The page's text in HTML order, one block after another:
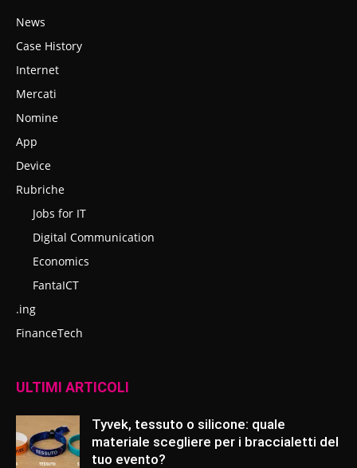
News
Case History
Internet
Mercati
Nomine
App
Device
Rubriche
Jobs for IT
Digital Communication
Economics
FantaICT
.ing
FinanceTech
ULTIMI ARTICOLI
Tyvek, tessuto o silicone: quale
materiale scegliere per i braccialetti del
tuo evento?